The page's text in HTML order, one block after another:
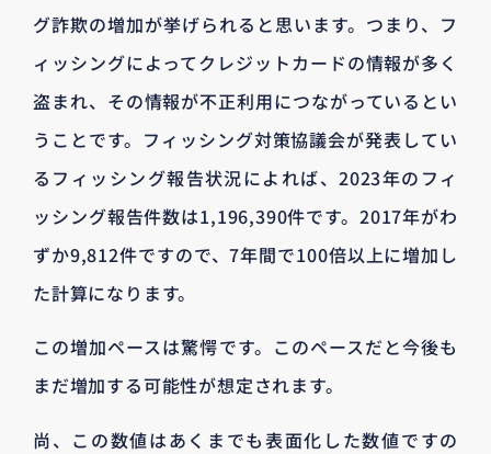
グ詐欺の増加が挙げられると思います。つまり、フ
ィッシングによってクレジットカードの情報が多く
盗まれ、その情報が不正利用につながっているとい
うことです。フィッシング対策協議会が発表してい
るフィッシング報告状況によれば、2023年のフィ
ッシング報告件数は1,196,390件です。2017年がわ
ずか9,812件ですので、7年間で100倍以上に増加し
た計算になります。
この増加ペースは驚愕です。このペースだと今後も
まだ増加する可能性が想定されます。
尚、この数値はあくまでも表面化した数値ですの